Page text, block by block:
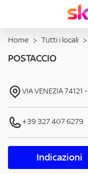
Home > Tutti i locali >
POSTACCIO
VIA VENEZIA74121 -
+39 327 407 6279
Indicazioni